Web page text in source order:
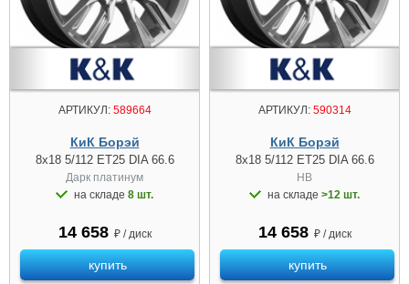
АРТИКУЛ:589664
КиК Борэй
8x18 5/112 ET25 DIA 66.6
Дарк платинум
на складе 8 шт.
14 658 ₽ / диск
купить
АРТИКУЛ:590314
КиК Борэй
8x18 5/112 ET25 DIA 66.6
HB
на складе >12 шт.
14 658 ₽ / диск
купить